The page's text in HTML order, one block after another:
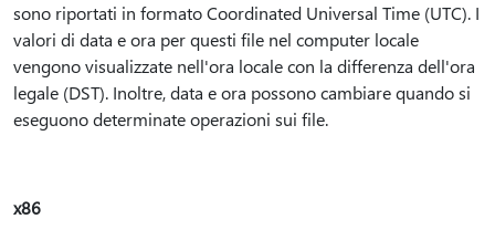
sono riportati in formato Coordinated Universal Time (UTC). I
valori di data e ora per questi file nel computer locale
vengono visualizzate nell'ora locale con la differenza dell'ora
legale (DST). Inoltre, data e ora possono cambiare quando si
eseguono determinate operazioni sui file.
x86